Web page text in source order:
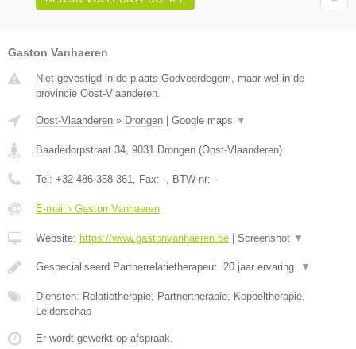
Gaston Vanhaeren
Niet gevestigd in de plaats Godveerdegem, maar wel in de
provincie Oost-Vlaanderen.
Oost-Vlaanderen » Drongen Google maps ▼
Baarledorpstraat 34, 9031 Drongen (Oost-Vlaanderen)
Tel: +32 486 358 361, Fax: -, BTW-nr: -
E-mail › Gaston Vanhaeren
Website: https://www.gastonvanhaeren.be Screenshot ▼
Gespecialiseerd Partnerrelatietherapeut. 20 jaar ervaring. ▼
Diensten: Relatietherapie, Partnertherapie, Koppeltherapie,
Leiderschap
Er wordt gewerkt op afspraak.